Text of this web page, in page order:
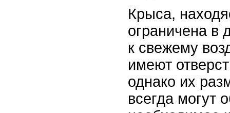
Крыса,
ограничена в
к свежему
имеют
однако их
всегда могут